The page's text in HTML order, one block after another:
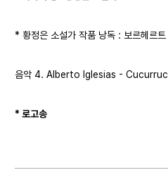
* 황정은 소설가 작품 낭독 : 보르헤르
음악 4. Alberto Iglesias -
* 로고송